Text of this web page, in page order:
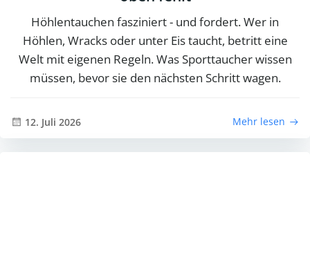
Höhlentauchen fasziniert - und fordert. Wer in
Höhlen, Wracks oder unter Eis taucht, betritt eine
Welt mit eigenen Regeln. Was Sporttaucher wissen
müssen, bevor sie den nächsten Schritt wagen.
12. Juli 2026 Mehr lesen